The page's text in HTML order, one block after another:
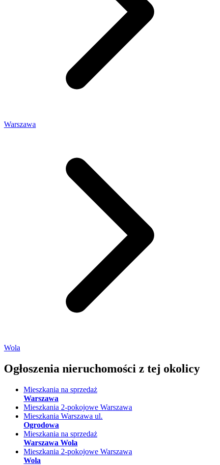
Warszawa
Wola
Ogłoszenia nieruchomości z tej okolicy
Mieszkania na sprzedaż
Warszawa
Mieszkania 2-pokojowe Warszawa
Mieszkania Warszawa ul.
Ogrodowa
Mieszkania na sprzedaż
Warszawa Wola
Mieszkania 2-pokojowe Warszawa
Wola